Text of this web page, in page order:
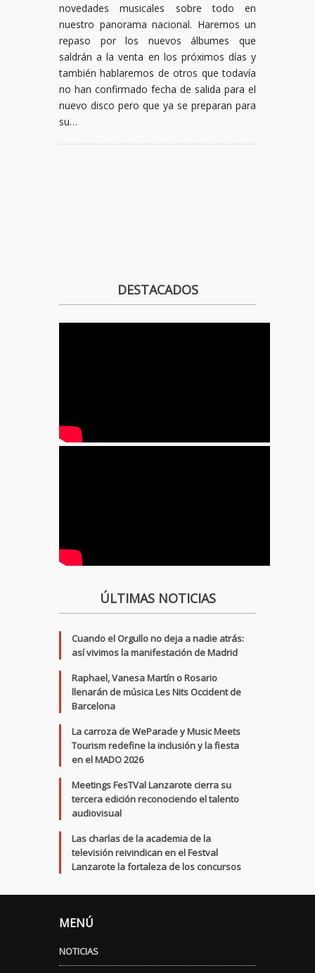
novedades musicales sobre todo en
nuestro panorama nacional. Haremos un
repaso por los nuevos álbumes que
saldrán a la venta en los próximos días y
también hablaremos de otros que todavía
no han confirmado fecha de salida para el
nuevo disco pero que ya se preparan para
su…
DESTACADOS
ÚLTIMAS NOTICIAS
Cuando el Orgullo no deja a nadie atrás:
así vivimos la manifestación de Madrid
Raphael, Vanesa Martín o Rosario
llenarán de música Les Nits Occident de
Barcelona
La carroza de WeParade y Music Meets
Tourism redefine la inclusión y la fiesta
en el MADO 2026
Meetings FesTVal Lanzarote cierra su
tercera edición reconociendo el talento
audiovisual
Las charlas de la academia de la
televisión reivindican en el Festval
Lanzarote la fortaleza de los concursos
MENÚ
NOTICIAS